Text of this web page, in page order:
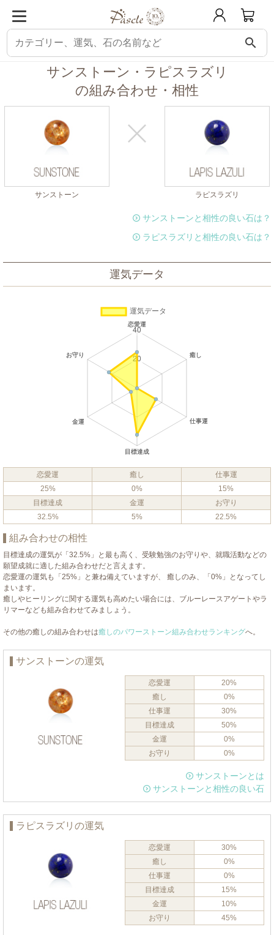
search
パスクル 組み合わせ・相性チェック サンストーンと相性の良い石 サン
サンストーン・ラピスラズリ
の組み合わせ・相性
サンストーン ラピスラズリ
サンストーンと相性の良い石は？
ラピスラズリと相性の良い石は？
運気データ
恋愛運 癒し
仕事運
25%
0%
15%
目標達成
金運
お守り
32.5%
5% 22.5%
組み合わせの相性
目標達成の運気が「32.5%」と最も高く、受験勉強のお守りや、就職活動などの
願望成就に適した組み合わせだと言えます。
恋愛運の運気も「25%」と兼ね備えていますが、 癒しのみ、「0%」となってし
まいます。
癒しやヒーリングに関する運気も高めたい場合には、ブルーレースアゲートやラ
リマーなども組み合わせてみましょう。
その他の癒しの組み合わせは癒しのパワーストーン組み合わせランキングへ。
サンストーンの運気
恋愛運
20%
癒し
0%
仕事運
30%
目標達成
50%
金運
0%
お守り
0%
サンストーンとは
サンストーンと相性の良い石
ラピスラズリの運気
恋愛運
30%
癒し
0%
仕事運
0%
目標達成
15%
金運
10%
お守り
45%